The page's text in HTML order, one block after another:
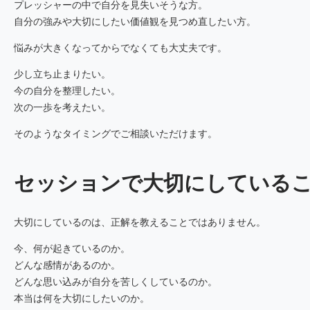
プレッシャーの中で自分を見失いそうな方。
自分の強みや大切にしたい価値観を見つめ直したい方。
悩みが大きくなってからでなくても大丈夫です。
少し立ち止まりたい。
今の自分を整理したい。
次の一歩を考えたい。
そのようなタイミングでご相談いただけます。
セッションで大切にしている
大切にしているのは、正解を教えることではありません。
今、何が起きているのか。
どんな感情があるのか。
どんな思い込みが自分を苦しくしているのか。
本当は何を大切にしたいのか。